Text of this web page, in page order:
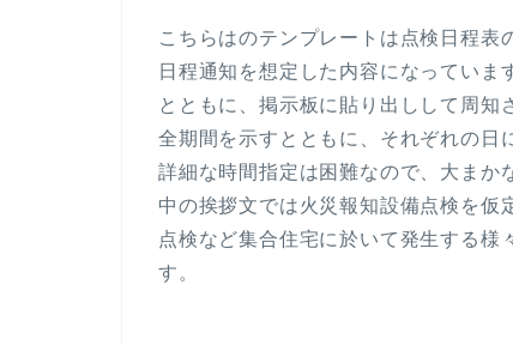
こちらはのテンプレートは点検日程表
日程通知を想定した内容になっていま
とともに、掲示板に貼り出しして周
全期間を示すとともに、それぞれの日
詳細な時間指定は困難なので、大まか
中の挨拶文では火災報知設備点検を仮
点検など集合住宅に於いて発生する様
す。